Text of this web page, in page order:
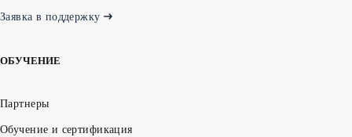
Заявка в поддержку
ОБУЧЕНИЕ
Партнеры
Обучение и сертификация